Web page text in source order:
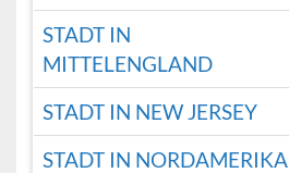
STADT IN
MITTELENGLAND
STADT IN NEW JERSEY
STADT IN NORDAMERIKA